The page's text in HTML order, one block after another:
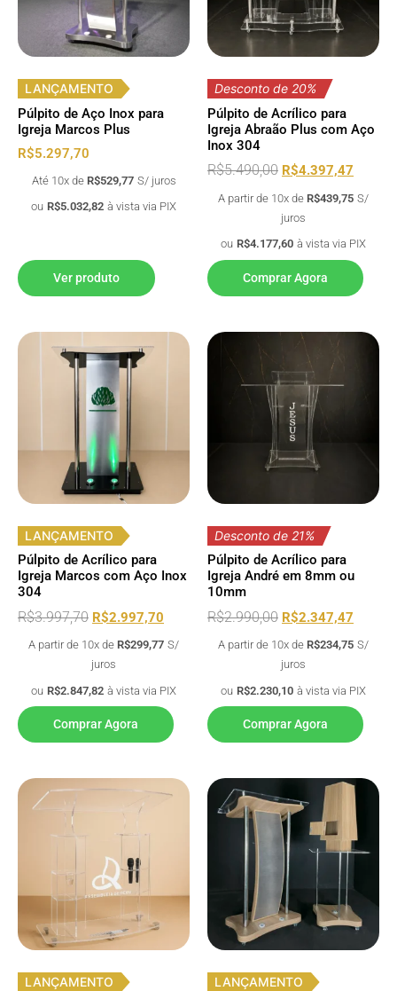
LANÇAMENTO
Púlpito de Aço Inox para
Igreja Marcos Plus
R$5.297,70
Até 10x de R$529,77 S/ juros
ou R$5.032,82 à vista via PIX
Ver produto
Desconto de 20%
Púlpito de Acrílico para
Igreja Abraão Plus com Aço
Inox 304
R$5.490,00 R$4.397,47
A partir de 10x de R$439,75 S/
juros
ou R$4.177,60 à vista via PIX
Comprar Agora
LANÇAMENTO
Púlpito de Acrílico para
Igreja Marcos com Aço Inox
304
R$3.997,70 R$2.997,70
A partir de 10x de R$299,77 S/
juros
ou R$2.847,82 à vista via PIX
Comprar Agora
Desconto de 21%
Púlpito de Acrílico para
Igreja André em 8mm ou
10mm
R$2.990,00 R$2.347,47
A partir de 10x de R$234,75 S/
juros
ou R$2.230,10 à vista via PIX
Comprar Agora
LANÇAMENTO
LANÇAMENTO